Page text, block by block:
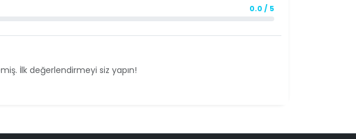
0.0 / 5
İlk değerlendirmeyi siz yapın!